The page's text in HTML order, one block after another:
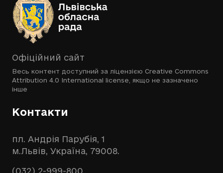
Офіційний сайт
Весь контент доступний за ліцензією Creative Commons
Attribution 4.0 International license , якщо не зазначено
інше
Контакти
пл. Андрія Парубія, 1
м.Львів, Україна, 79008.
(032) 2-999-800